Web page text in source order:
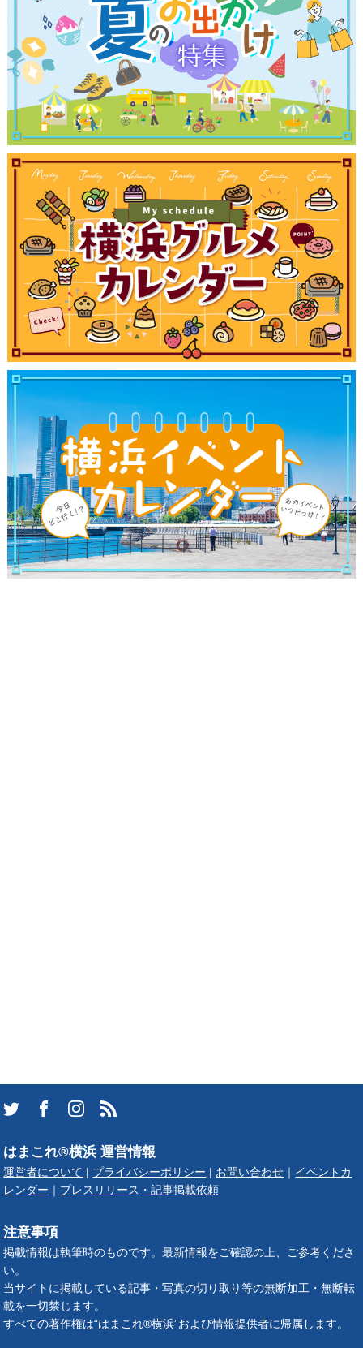
観光ガイド
ランキング
ブログ記事
サイトについて
はまこれ®横浜 運営情報
運営者について プライバシーポリシー お問い合わせ
イベントカ
レンダー
プレスリリース・記事掲載依頼
注意事項
掲載情報は執筆時のものです。最新情報をご確認の上、ご参考くださ
い。
当サイトに掲載している記事・写真の切り取り等の無断加工・無断転
載を一切禁じます。
すべての著作権は“はまこれ®横浜”および情報提供者に帰属します。